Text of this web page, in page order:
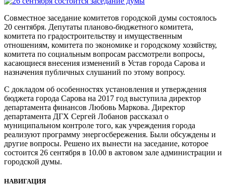
Совместное заседание комитетов городской думы состоялось
20 сентября. Депутаты планово-бюджетного комитета,
комитета по градостроительству и имущественным
отношениям, комитета по экономике и городскому хозяйству,
комитета по социальным вопросам рассмотрели вопросы,
касающиеся внесения изменений в Устав города Сарова и
назначения публичных слушаний по этому вопросу.
С докладом об особенностях установления и утверждения
бюджета города Сарова на 2017 год выступила директор
департамента финансов Любовь Маркова. Директор
департамента ДГХ Сергей Лобанов рассказал о
муниципальном контроле того, как учреждения города
реализуют программу энергосбережения. Были обсуждены и
другие вопросы. Решено их вынести на заседание, которое
состоится 26 сентября в 10.00 в актовом зале администрации и
городской думы.
НАВИГАЦИЯ